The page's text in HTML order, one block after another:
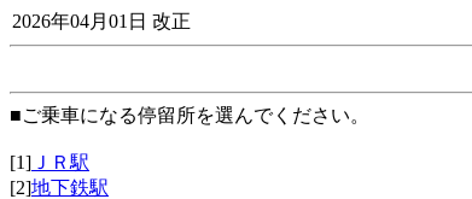
2026年04月01日 改正
■ご乗車になる停留所を選んでください。
[1] ＪＲ駅
[2]地下鉄駅